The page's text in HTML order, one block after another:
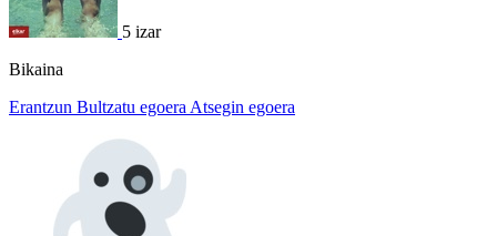
5 izar
Bikaina
Erantzun Bultzatu egoera Atsegin egoera